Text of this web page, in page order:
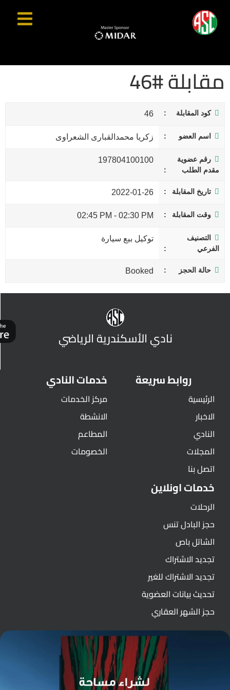
مقابلة #46
كود المقابلة 46
اسم العضو زكريا محمدالقبارى الشعراوى
رقم عضوية
مقدم الطلب
197804100100
تاريخ المقابلة 2022-01-26
وقت المقابلة 02:30 PM
-
02:45 PM
التصنيف
الفرعي
توكيل بيع سيارة
حالة الحجز Booked
نادي الأسكندرية الرياضي
روابط سريعة
الرئيسية
الاخبار
النادي
المجلات
اتصل بنا
خدمات النادي
مركز الخدمات
الانشطة
المطاعم
الخصومات
خدمات اونلاين
الرحلات
حجز البادل تنس
الشاتل باص
تجديد الاشتراك
تجديد الاشتراك للغير
تحديث بيانات العضوية
حجز الشهر العقاري